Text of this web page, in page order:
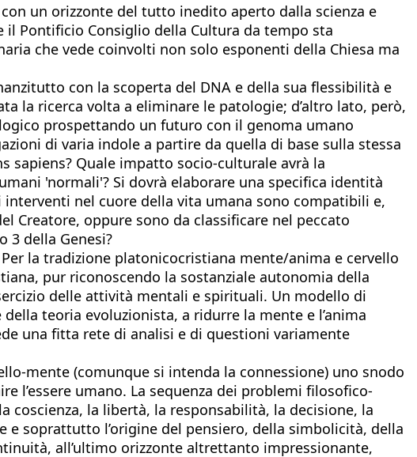
un orizzonte del tutto inedito aperto dalla scienza e
il Pontificio Consiglio della Cultura da tempo sta
che vede coinvolti non solo esponenti della Chiesa ma
con la scoperta del DNA e della sua flessibilità e
la ricerca volta a eliminare le patologie; d’altro lato, però,
prospettando un futuro con il genoma umano
di varia indole a partire da quella di base sulla stessa
sapiens? Quale impatto socio-culturale avrà la
'normali'? Si dovrà elaborare una specifica identità
nel cuore della vita umana sono compatibili e,
Creatore, oppure sono da classificare nel peccato
3 della Genesi?
la tradizione platonicocristiana mente/anima e cervello
pur riconoscendo la sostanziale autonomia della
delle attività mentali e spirituali. Un modello di
teoria evoluzionista, a ridurre la mente e l’anima
una fitta rete di analisi e di questioni variamente
mente (comunque si intenda la connessione) uno snodo
l’essere umano. La sequenza dei problemi filosofico-
la libertà, la responsabilità, la decisione, la
soprattutto l’origine del pensiero, della simbolicità, della
all’ultimo orizzonte altrettanto impressionante,